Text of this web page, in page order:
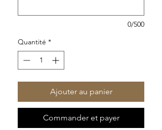
0/500
Quantité *
Ajouter au panier
Commander et payer